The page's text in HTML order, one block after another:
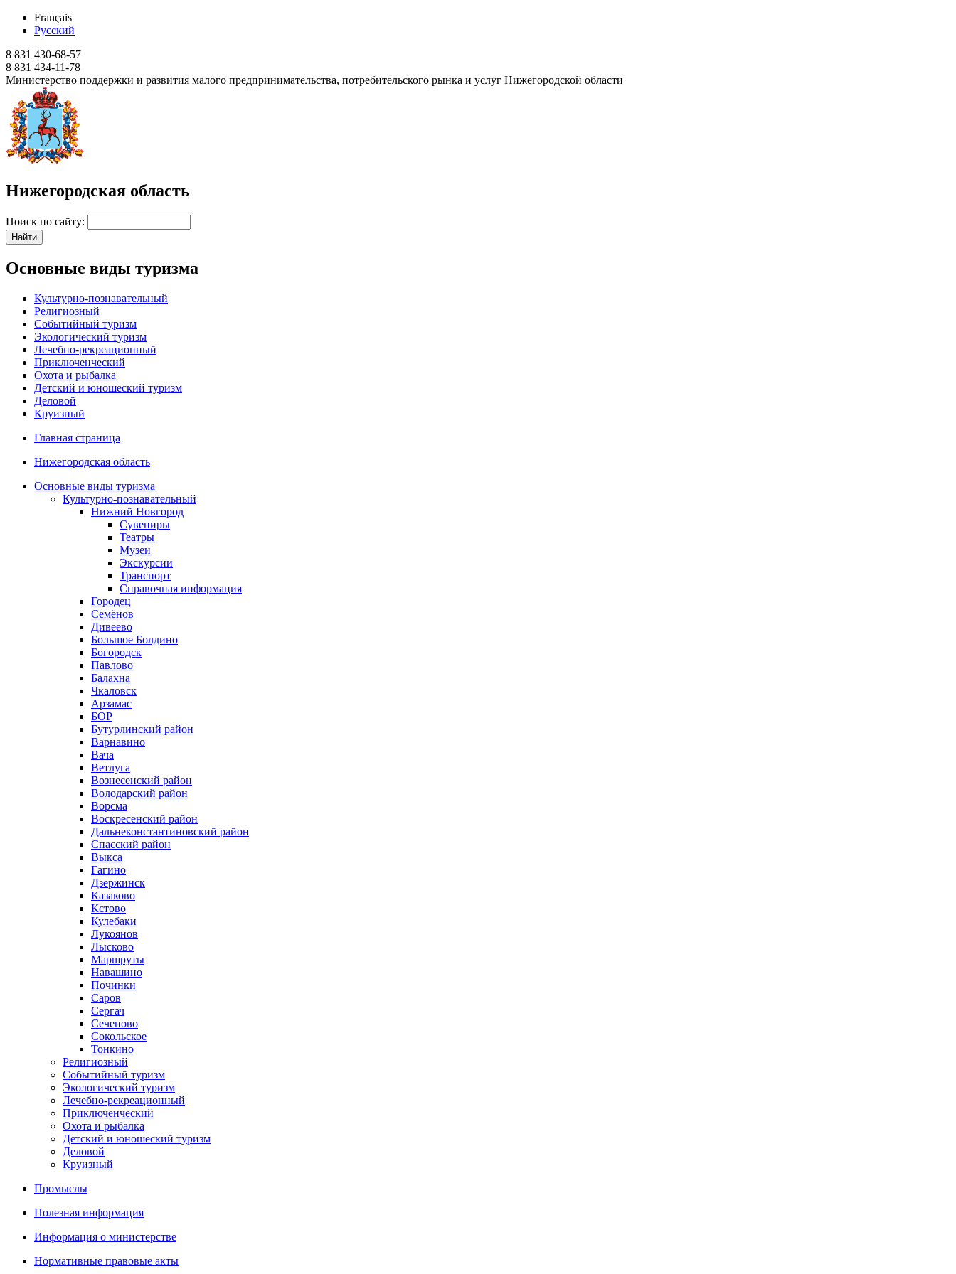
Français
Русский
8 831 430-68-57
8 831 434-11-78
Министерство поддержки и развития малого предпринимательства, потребительского рынка и услуг Нижегородской области
Нижегородская область
Поиск по сайту:
Основные виды туризма
Культурно-познавательный
Религиозный
Событийный туризм
Экологический туризм
Лечебно-рекреационный
Приключенческий
Охота и рыбалка
Детский и юношеский туризм
Деловой
Круизный
Главная страница
Нижегородская область
Основные виды туризма
Культурно-познавательный
Нижний Новгород
Сувениры
Театры
Музеи
Экскурсии
Транспорт
Справочная информация
Городец
Семёнов
Дивеево
Большое Болдино
Богородск
Павлово
Балахна
Чкаловск
Арзамас
БОР
Бутурлинский район
Варнавино
Вача
Ветлуга
Вознесенский район
Володарский район
Ворсма
Воскресенский район
Дальнеконстантиновский район
Спасский район
Выкса
Гагино
Дзержинск
Казаково
Кстово
Кулебаки
Лукоянов
Лысково
Маршруты
Навашино
Починки
Саров
Сергач
Сеченово
Сокольское
Тонкино
Религиозный
Событийный туризм
Экологический туризм
Лечебно-рекреационный
Приключенческий
Охота и рыбалка
Детский и юношеский туризм
Деловой
Круизный
Промыслы
Полезная информация
Информация о министерстве
Нормативные правовые акты